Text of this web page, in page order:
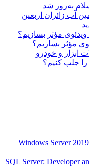
به‌روز شد
آب زائران اربعین
مؤثر بسازیم؟
مؤثر بسازیم؟
ابزار و خودرو
را جلب کنیم؟
آموزش کامل ویندوز سرور 2019 - Windows Server 2019